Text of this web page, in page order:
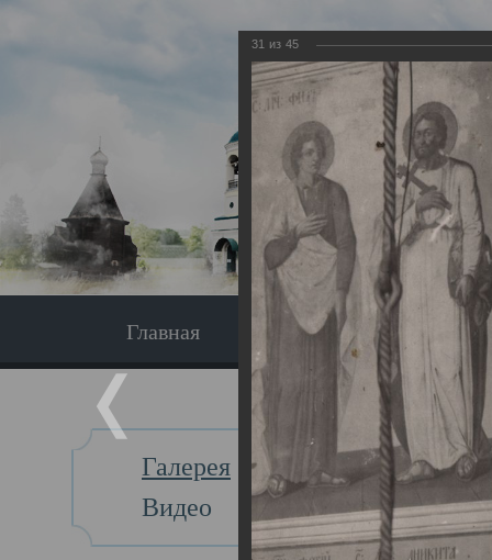
Главная Экскурсия
Галерея
Видео
Главная
31 из 45